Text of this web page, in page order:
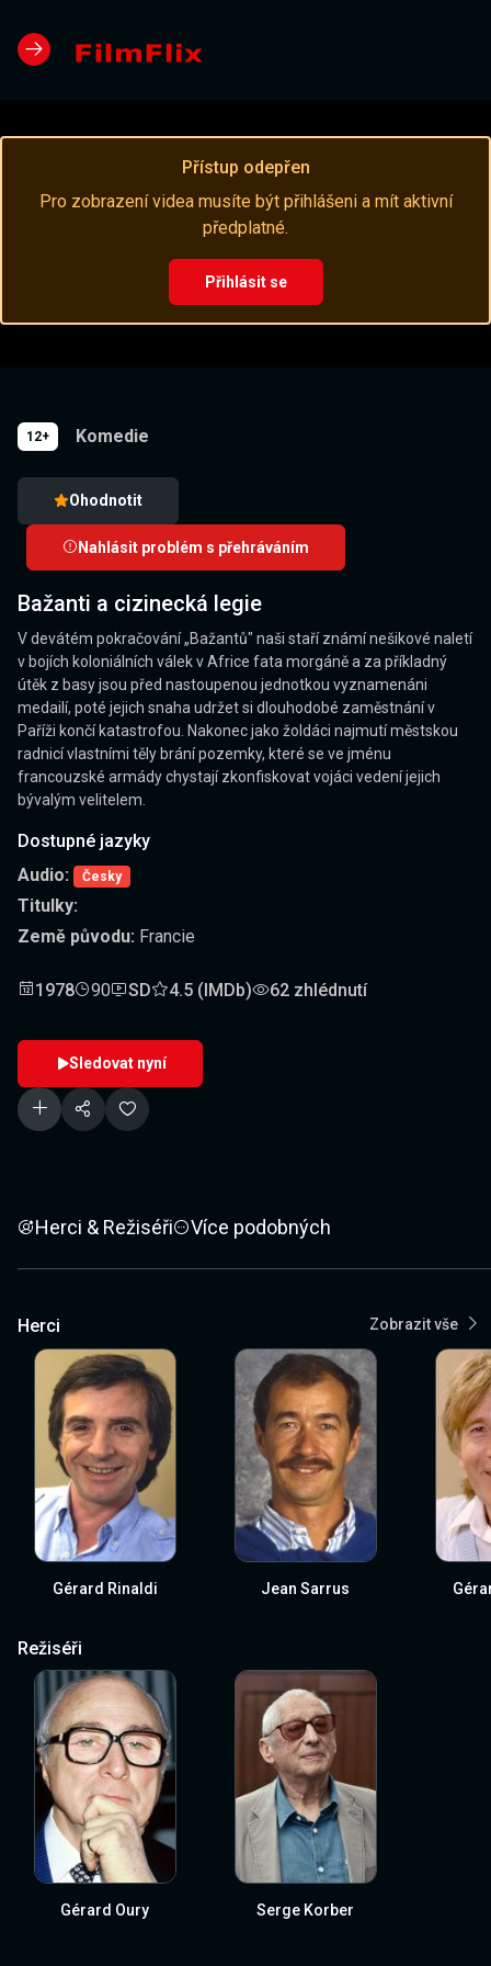
Přístup odepřen
Pro zobrazení videa musíte být přihlášeni a mít aktivní
předplatné.
Přihlásit se
12+ Komedie
Ohodnotit
Nahlásit problém s přehráváním
Bažanti a cizinecká legie
V devátém pokračování „Bažantů" naši staří známí nešikové naletí
v bojích koloniálních válek v Africe fata morgáně a za příkladný
útěk z basy jsou před nastoupenou jednotkou vyznamenáni
medailí, poté jejich snaha udržet si dlouhodobé zaměstnání v
Paříži končí katastrofou. Nakonec jako žoldáci najmutí městskou
radnicí vlastními těly brání pozemky, které se ve jménu
francouzské armády chystají zkonfiskovat vojáci vedení jejich
bývalým velitelem.
Dostupné jazyky
Audio:
Česky
Titulky:
Země původu: Francie
1978 90 SD 4.5 (IMDb) 62 zhlédnutí
Sledovat nyní
Herci & Režiséři Více podobných
Herci Zobrazit vše
Gérard Rinaldi Jean Sarrus
Režiséři
Gérard Oury Serge Korber